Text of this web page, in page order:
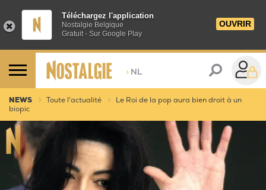
Téléchargez l'application
Nostalgie Belgique
Gratuit - Sur Google Play
OUVRIR
> NL
NEWS Toute l'actualité
Le Roi de la pop aura bien droit à un
biopic